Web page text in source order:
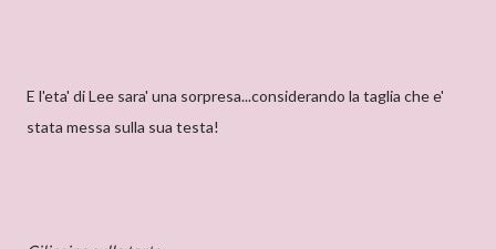
E l'eta' di Lee sara' una sorpresa...considerando la taglia che e'
stata messa sulla sua testa!